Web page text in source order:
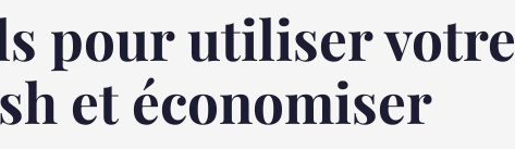
pour utiliser votre
et économiser